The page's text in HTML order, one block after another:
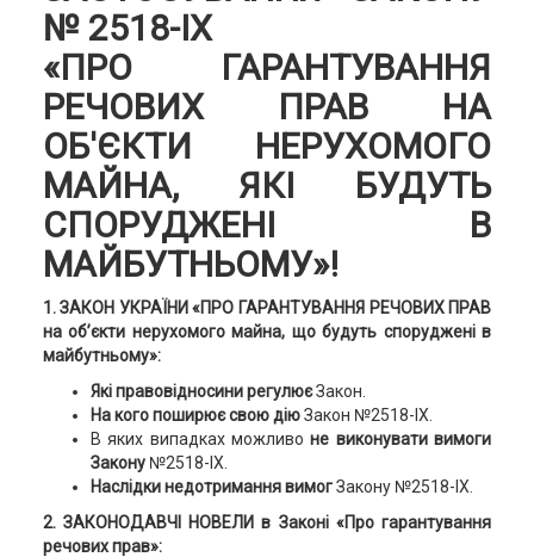
№ 2518-IX
«ПРО ГАРАНТУВАННЯ
РЕЧОВИХ ПРАВ НА
ОБ'ЄКТИ НЕРУХОМОГО
МАЙНА, ЯКІ БУДУТЬ
СПОРУДЖЕНІ В
МАЙБУТНЬОМУ»!
1. ЗАКОН УКРАЇНИ «ПРО ГАРАНТУВАННЯ РЕЧОВИХ ПРАВ
на об’єкти нерухомого майна, що будуть споруджені в
майбутньому»:
Які правовідносини регулюєЗакон.
На кого поширює свою діюЗакон №2518-ІХ.
В яких випадках можливоне виконувати вимоги
Закону№2518-ІХ.
Наслідки недотримання вимогЗакону №2518-ІХ.
2. ЗАКОНОДАВЧІ НОВЕЛИ в Законі «Про гарантування
речових прав»: